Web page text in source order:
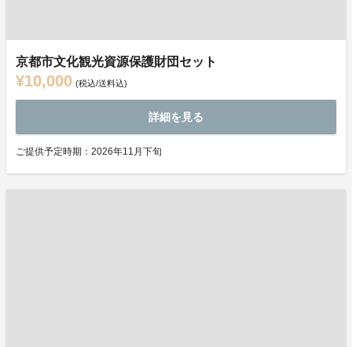
京都市文化観光資源保護財団セット
¥10,000 (税込/送料込)
詳細を見る
ご提供予定時期：2026年11月下旬